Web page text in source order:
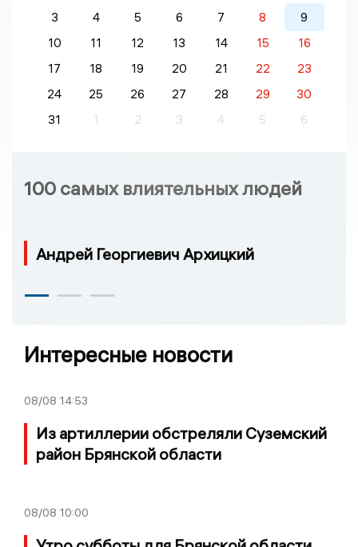
3
4 5 6 7 8
9
10
11 12 13 14 15
16
17
18 19 20 21 22
23
24
25 26 27 28 29
30
31
1 2 3 4 5 6
100 самых влиятельных людей
Андрей Георгиевич Архицкий
Интересные новости
08/08 14:53
Из артиллерии обстреляли Суземский
район Брянской области
08/08 10:00